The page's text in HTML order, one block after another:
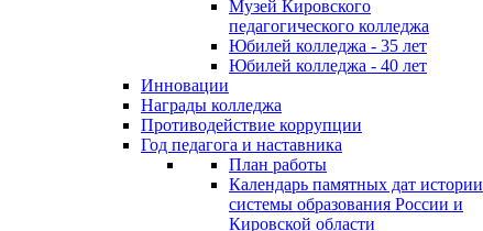
Музей Кировского
педагогического колледжа
Юбилей колледжа - 35 лет
Юбилей колледжа - 40 лет
Инновации
Награды колледжа
Противодействие коррупции
Год педагога и наставника
План работы
Календарь памятных дат истории
системы образования России и
Кировской области